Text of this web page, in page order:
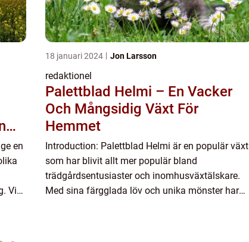
en
Vi
18 januari 2024 Jon Larsson
redaktionel
Palettblad Helmi – En Vacker
Och Mångsidig Växt För
Hemmet
Introduction: Palettblad Helmi är en populär växt
som har blivit allt mer populär bland
trädgårdsentusiaster och inomhusväxtälskare.
Med sina färgglada löv och unika mönster har